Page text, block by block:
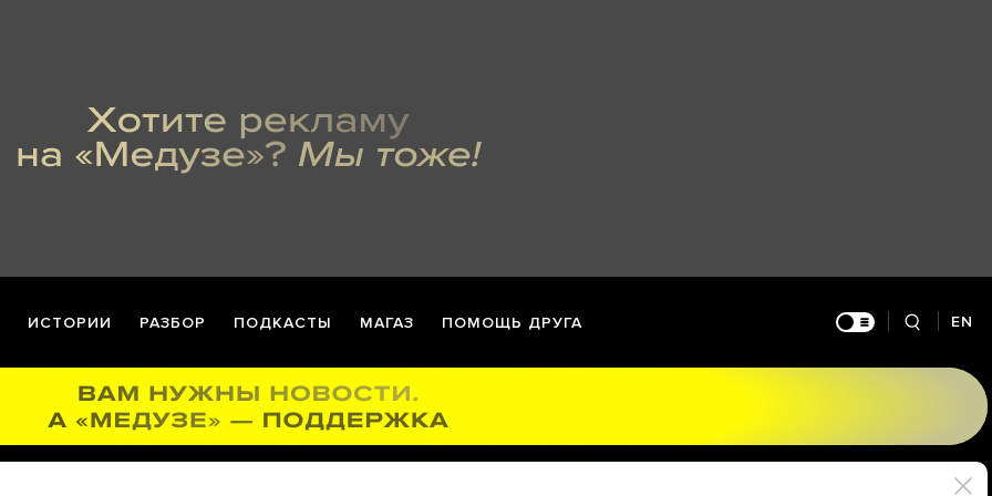
ИСТОРИИ РАЗБОР ПОДКАСТЫ МАГАЗ ПОМОЩЬ ДРУГА EN